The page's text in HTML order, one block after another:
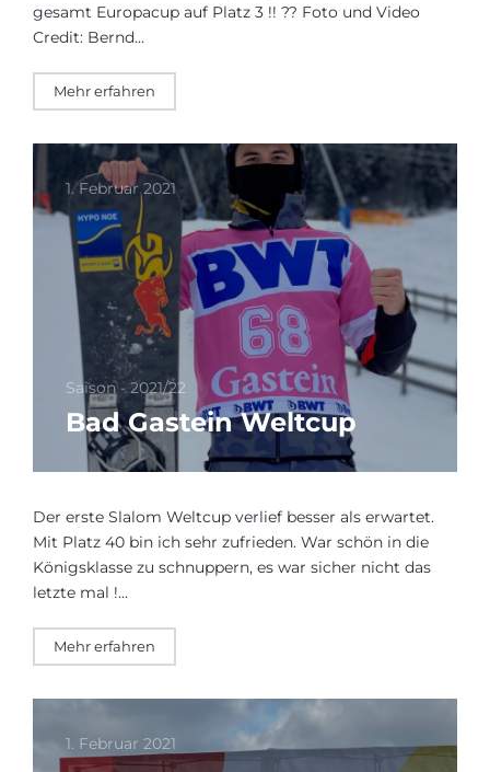
gesamt Europacup auf Platz 3 !! ?? Foto und Video
Credit: Bernd…
Mehr erfahren
1. Februar 2021
Saison - 2021/22
Bad Gastein Weltcup
Der erste Slalom Weltcup verlief besser als erwartet.
Mit Platz 40 bin ich sehr zufrieden. War schön in die
Königsklasse zu schnuppern, es war sicher nicht das
letzte mal !…
Mehr erfahren
1. Februar 2021